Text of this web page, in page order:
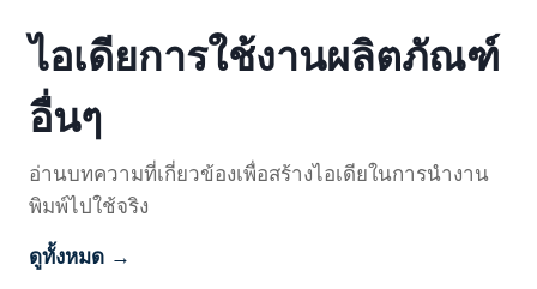
ไอเดียการใช้งานผลิตภัณฑ์
อื่นๆ
อ่านบทความที่เกี่ยวข้องเพื่อสร้างไอเดียในการนำงาน
พิมพ์ไปใช้จริง
ดูทั้งหมด →